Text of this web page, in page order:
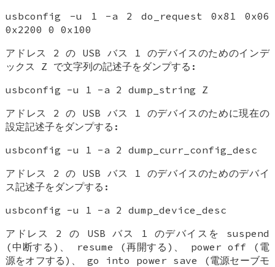
usbconfig -u 1 -a 2 do_request 0x81 0x06
0x2200 0 0x100
アドレス 2 の USB バス 1 のデバイスのためのインデ
ックス Z で文字列の記述子をダンプする:
usbconfig -u 1 -a 2 dump_string Z
アドレス 2 の USB バス 1 のデバイスのために現在の
設定記述子をダンプする:
usbconfig -u 1 -a 2 dump_curr_config_desc
アドレス 2 の USB バス 1 のデバイスのためのデバイ
ス記述子をダンプする:
usbconfig -u 1 -a 2 dump_device_desc
アドレス 2 の USB バス 1 のデバイスを suspend
(中断する)、 resume (再開する)、 power off (電
源をオフする)、 go into power save (電源セーブモ